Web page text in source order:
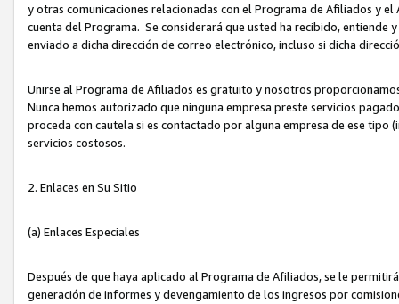
y otras comunicaciones relacionadas con el Programa de Afiliados y
cuenta del Programa. Se considerará que usted ha recibido, entiende
enviado a dicha dirección de correo electrónico, incluso si dicha
Unirse al Programa de Afiliados es gratuito y nosotros
Nunca hemos autorizado que ninguna empresa preste servicios
proceda con cautela si es contactado por alguna empresa de ese
servicios costosos.
2. Enlaces en Su Sitio
(a) Enlaces Especiales
Después de que haya aplicado al Programa de Afiliados, se le
generación de informes y devengamiento de los ingresos por